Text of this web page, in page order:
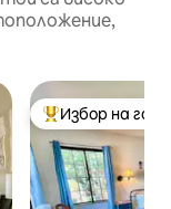
Най-популярен
Избор на